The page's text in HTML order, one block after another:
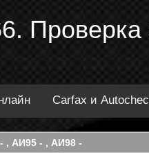
Carfax и
, АИ95 - , АИ98 -